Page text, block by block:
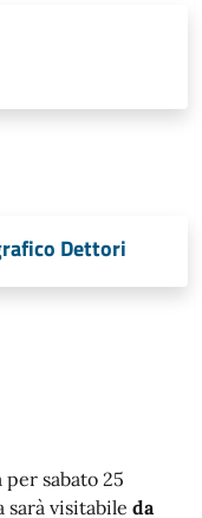
Dettori
sabato 25
sarà visitabile da